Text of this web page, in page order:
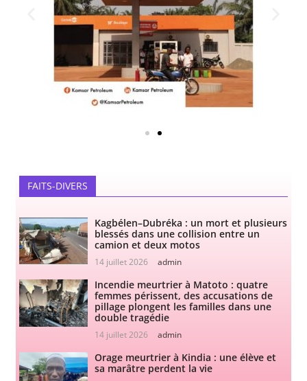
FAITS-DIVERS
Kagbélen–Dubréka : un mort et plusieurs
blessés dans une collision entre un
camion et deux motos
14 juillet 2026 admin
Incendie meurtrier à Matoto : quatre
femmes périssent, des accusations de
pillage plongent les familles dans une
double tragédie
14 juillet 2026 admin
Orage meurtrier à Kindia : une élève et
sa marâtre perdent la vie